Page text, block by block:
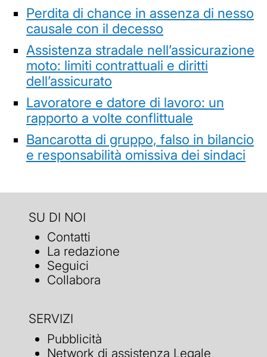
Perdita di chance in assenza di nesso
causale con il decesso
Assistenza stradale nell’assicurazione
moto: limiti contrattuali e diritti
dell’assicurato
Lavoratore e datore di lavoro: un
rapporto a volte conflittuale
Bancarotta di gruppo, falso in bilancio
e responsabilità omissiva dei sindaci
SU DI NOI
Contatti
La redazione
Seguici
Collabora
SERVIZI
Pubblicità
Network di assistenza Legale